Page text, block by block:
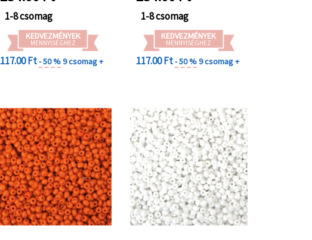
1-8 csomag
KEDVEZMÉNYEK
MENNYISÉGHEZ
117.00 Ft- 50 %9 csomag +
1-8 csomag
KEDVEZMÉNYEK
MENNYISÉGHEZ
117.00 Ft- 50 %9 csomag +